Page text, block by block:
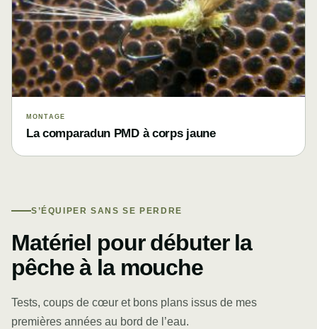
MONTAGE
La comparadun PMD à corps jaune
S’ÉQUIPER SANS SE PERDRE
Matériel pour débuter la
pêche à la mouche
Tests, coups de cœur et bons plans issus de mes
premières années au bord de l’eau.